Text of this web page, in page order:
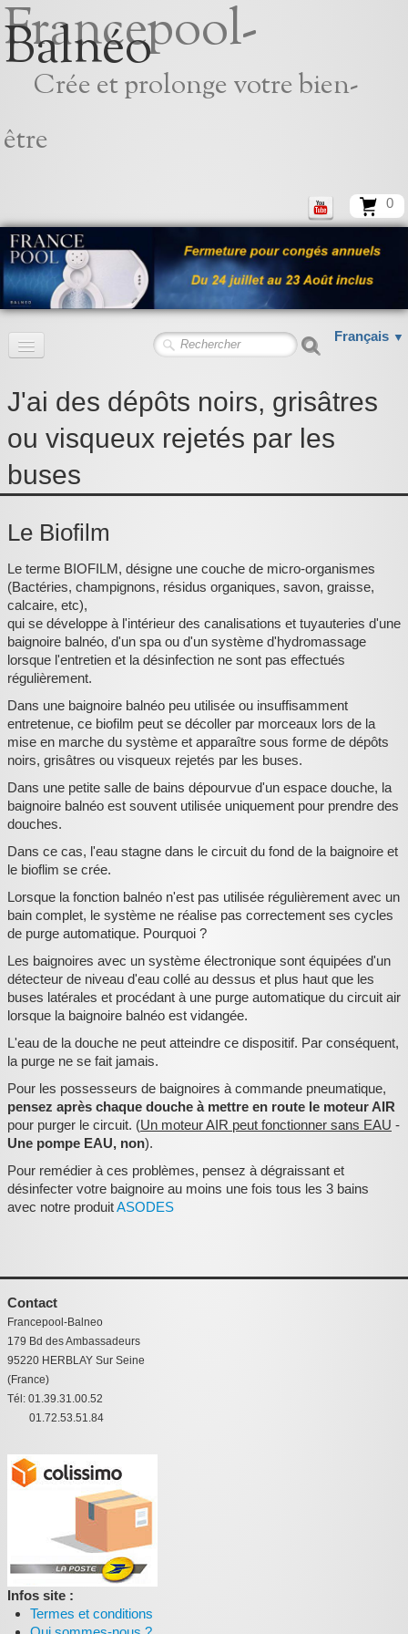
Francepool-
Balnéo
Crée et prolonge votre bien-
être
0
Français ▼
Pièces détachées
Pompes Piscine
Kits baignoires
Pour l'entretien
Prestations Atelier
Les bonnes affaires
Composants électroniques
F.A.Q (Foire aux questions)
Contact
.
:
J'ai des dépôts noirs, grisâtres
ou visqueux rejetés par les
buses
Le Biofilm
Le terme BIOFILM, désigne une couche de micro-organismes
(Bactéries, champignons, résidus organiques, savon, graisse,
calcaire, etc),
qui se développe à l'intérieur des canalisations et tuyauteries d'une
baignoire balnéo, d'un spa ou d'un système d'hydromassage
lorsque l'entretien et la désinfection ne sont pas effectués
régulièrement.
Dans une baignoire balnéo peu utilisée ou insuffisamment
entretenue, ce biofilm peut se décoller par morceaux lors de la
mise en marche du système et apparaître sous forme de dépôts
noirs, grisâtres ou visqueux rejetés par les buses.
Dans une petite salle de bains dépourvue d'un espace douche, la
baignoire balnéo est souvent utilisée uniquement pour prendre des
douches.
Dans ce cas, l'eau stagne dans le circuit du fond de la baignoire et
le bioflim se crée.
Lorsque la fonction balnéo n'est pas utilisée régulièrement avec un
bain complet, le système ne réalise pas correctement ses cycles
de purge automatique. Pourquoi ?
Les baignoires avec un système électronique sont équipées d'un
détecteur de niveau d'eau collé au dessus et plus haut que les
buses latérales et procédant à une purge automatique du circuit air
lorsque la baignoire balnéo est vidangée.
L'eau de la douche ne peut atteindre ce dispositif. Par conséquent,
la purge ne se fait jamais.
Pour les possesseurs de baignoires à commande pneumatique,
pensez après chaque douche à mettre en route le moteur AIR
pour purger le circuit. (Un moteur AIR peut fonctionner sans EAU -
Une pompe EAU, non).
Pour remédier à ces problèmes, pensez à dégraissant et
désinfecter votre baignoire au moins une fois tous les 3 bains
avec notre produitASODES
Contact
Francepool-Balneo
179 Bd des Ambassadeurs
95220 HERBLAY Sur Seine
(France)
Tél: 01.39.31.00.52
01.72.53.51.84
Infos site :
Termes et conditions